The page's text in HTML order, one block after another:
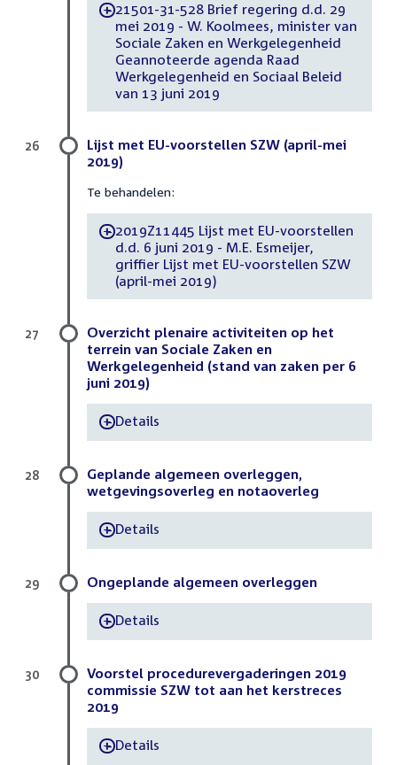
-21501-31-528 Brief regering d.d. 29
mei 2019 - W. Koolmees, minister van
Sociale Zaken en Werkgelegenheid
Geannoteerde agenda Raad
Werkgelegenheid en Sociaal Beleid
van 13 juni 2019
Lijst met EU-voorstellen SZW (april-mei
2019)
Te behandelen:
-2019Z11445 Lijst met EU-voorstellen
d.d. 6 juni 2019 - M.E. Esmeijer,
griffier Lijst met EU-voorstellen SZW
(april-mei 2019)
26
Overzicht plenaire activiteiten op het
terrein van Sociale Zaken en
Werkgelegenheid (stand van zaken per 6
juni 2019)
-Details
27
Geplande algemeen overleggen,
wetgevingsoverleg en notaoverleg
-Details
28
Ongeplande algemeen overleggen
-Details
29
Voorstel procedurevergaderingen 2019
commissie SZW tot aan het kerstreces
2019
-Details
30